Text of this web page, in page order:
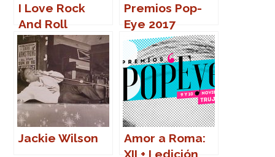
I Love Rock
And Roll
Premios Pop-
Eye 2017
Jackie Wilson
Amor a Roma:
XII + I edición